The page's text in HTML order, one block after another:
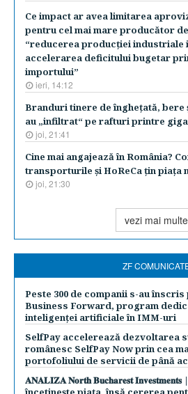
Ce impact ar avea limitarea
pentru cel mai mare producător
“reducerea producţiei industriale
accelerarea deficitului bugetar
importului”
ieri, 14:12
Branduri tinere de îngheţată, bere
au „infiltrat“ pe rafturi printre
joi, 21:41
Cine mai angajează în România?
transporturile şi HoReCa ţin piaţa
joi, 21:30
vezi mai multe
ZF
Peste 300 de companii s-au înscris
Business Forward, program
inteligenței artificiale în IMM-uri
SelfPay accelerează dezvoltarea
românesc SelfPay Now prin cea
portofoliului de servicii de până
𝐀𝐍𝐀𝐋𝐈𝐙𝐀 𝐍𝐨𝐫𝐭𝐡 𝐁𝐮𝐜𝐡𝐚𝐫𝐞𝐬𝐭